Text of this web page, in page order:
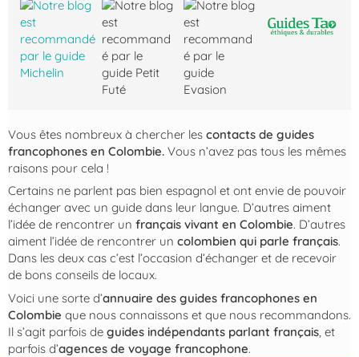
Vous êtes nombreux à chercher les contacts de guides
francophones en Colombie. Vous n’avez pas tous les mêmes
raisons pour cela !
Certains ne parlent pas bien espagnol et ont envie de pouvoir
échanger avec un guide dans leur langue. D’autres aiment
l’idée de rencontrer un français vivant en Colombie. D’autres
aiment l’idée de rencontrer un colombien qui parle français.
Dans les deux cas c’est l’occasion d’échanger et de recevoir
de bons conseils de locaux.
Voici une sorte d’annuaire des guides francophones en
Colombie que nous connaissons et que nous recommandons.
Il s’agit parfois de guides indépendants parlant français, et
parfois d’agences de voyage francophone.